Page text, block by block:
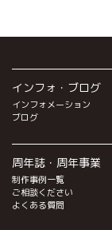
インフォ・ブログ
インフォメーション
ブログ
周年誌・周年事業
制作事例一覧
ご相談ください
よくある質問